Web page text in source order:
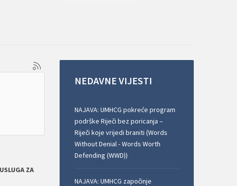
ZA
NEDAVNE VIJESTI
NAJAVA: UMHCG pokreće program
podrške Riječi bez poricanja –
Riječi koje vrijedi braniti (Words
Without Denial - Words Worth
Defending (WWD))
NAJAVA: UMHCG započinje